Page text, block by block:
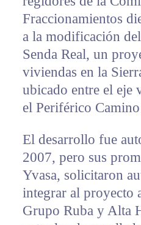
Fraccionamientos
a la modificación
Senda Real, un
viviendas en la
ubicado entre el eje
el Periférico
El desarrollo fue
2007, pero sus
Yvasa, solicitaron
integrar al proyecto
Grupo Ruba y Alta